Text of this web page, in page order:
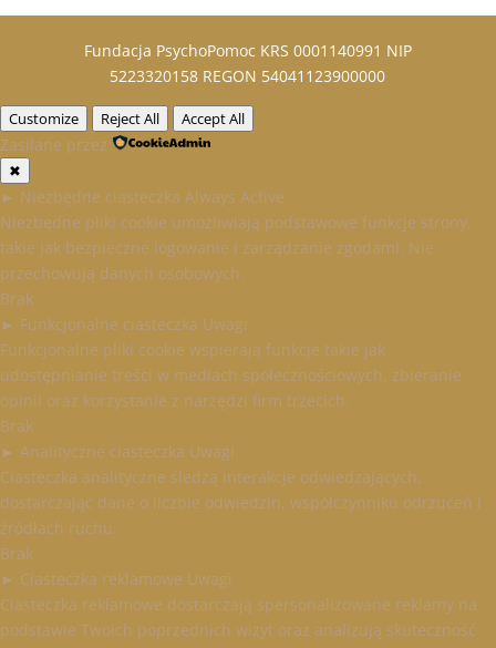
Fundacja PsychoPomoc KRS 0001140991 NIP
5223320158 REGON 54041123900000
Customize Reject All Accept All
Zasilane przez
✖
► Niezbędne ciasteczka Always Active
Niezbędne pliki cookie umożliwiają podstawowe funkcje strony,
takie jak bezpieczne logowanie i zarządzanie zgodami. Nie
przechowują danych osobowych.
Brak
► Funkcjonalne ciasteczka Uwagi
Funkcjonalne pliki cookie wspierają funkcje takie jak
udostępnianie treści w mediach społecznościowych, zbieranie
opinii oraz korzystanie z narzędzi firm trzecich.
Brak
► Analityczne ciasteczka Uwagi
Ciasteczka analityczne śledzą interakcje odwiedzających,
dostarczając dane o liczbie odwiedzin, współczynniku odrzuceń i
źródłach ruchu.
Brak
► Ciasteczka reklamowe Uwagi
Ciasteczka reklamowe dostarczają spersonalizowane reklamy na
podstawie Twoich poprzednich wizyt oraz analizują skuteczność